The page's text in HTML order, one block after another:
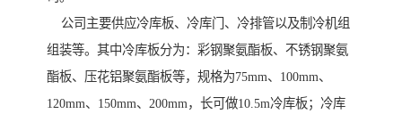
公司主要供应冷库板、冷库门、冷排管以及制冷机组
组装等。其中冷库板分为：彩钢聚氨酯板、不锈钢聚氨
酯板、压花铝聚氨酯板等，规格为75mm、100mm、
120mm、150mm、200mm，长可做10.5m冷库板；冷库